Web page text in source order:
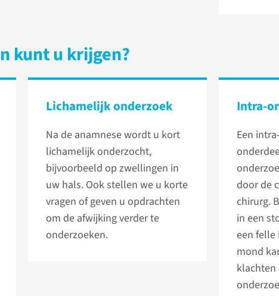
kunt u krijgen?
Lichamelijk onderzoek
Na de anamnese wordt u kort
lichamelijk onderzocht,
bijvoorbeeld op zwellingen in
uw hals. Ook stellen we u korte
vragen of geven u opdrachten
om de afwijking verder te
onderzoeken.
Intra-
Een
door de
chirurg.
in een
een felle
mond
klachten